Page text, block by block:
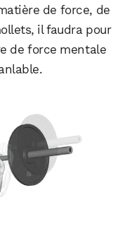
de force, de
il faudra pour
de force mentale